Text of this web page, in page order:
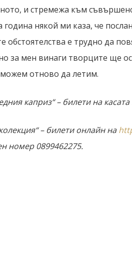
и стремежа към
година някой ми каза, че
обстоятелства е трудно да
за мен винаги творците ще
отново да летим.
каприз“ – билети на
– билети онлайн на
номер 0899462275.